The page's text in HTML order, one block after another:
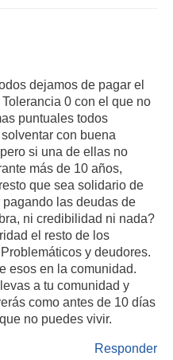
dejamos de pagar el
0 con el que no
puntuales todos
con buena
si una de ellas no
más de 10 años,
que sea solidario de
las deudas de
ni credibilidad ni nada?
el resto de los
y deudores.
esos en la comunidad.
a tu comunidad y
como antes de 10 días
no puedes vivir.
Responder